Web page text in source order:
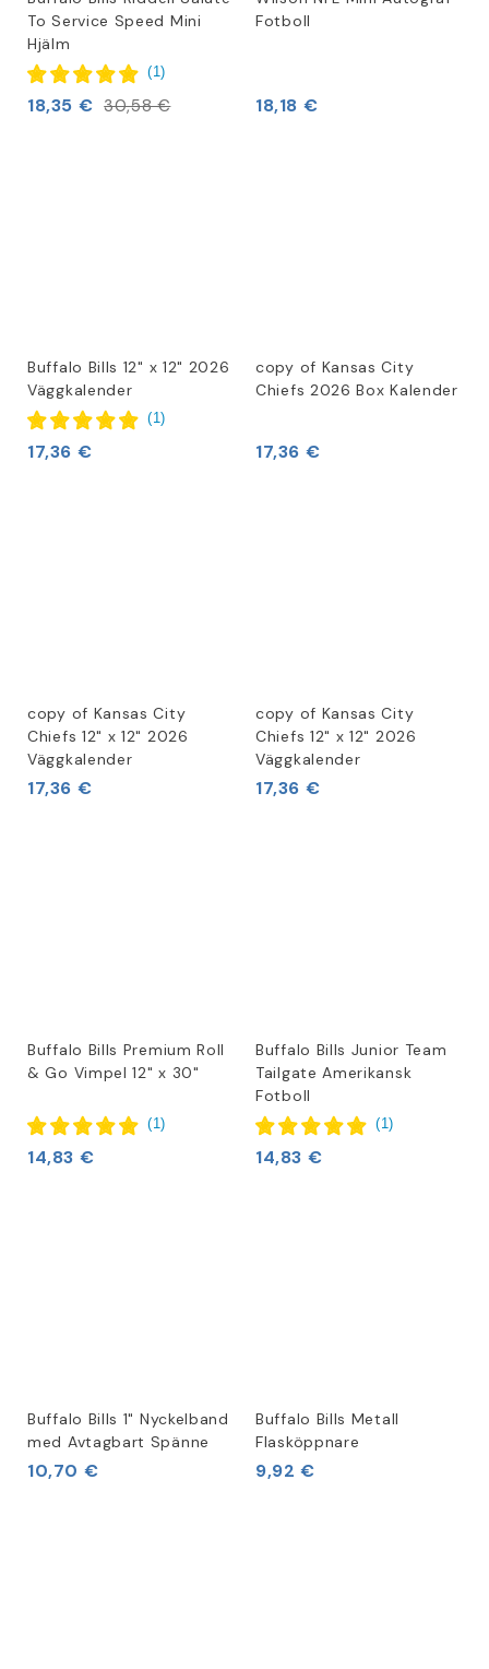
To Service Speed Mini
Hjälm
(1)
18,35 € 30,58 €
Fotboll
18,18 €
Buffalo Bills 12" x 12" 2026
Väggkalender
(1)
17,36 €
copy of Kansas City
Chiefs 2026 Box Kalender
17,36 €
copy of Kansas City
Chiefs 12" x 12" 2026
Väggkalender
17,36 €
copy of Kansas City
Chiefs 12" x 12" 2026
Väggkalender
17,36 €
Buffalo Bills Premium Roll
& Go Vimpel 12" x 30"
(1)
14,83 €
Buffalo Bills Junior Team
Tailgate Amerikansk
Fotboll
(1)
14,83 €
Buffalo Bills 1" Nyckelband
med Avtagbart Spänne
10,70 €
Buffalo Bills Metall
Flasköppnare
9,92 €